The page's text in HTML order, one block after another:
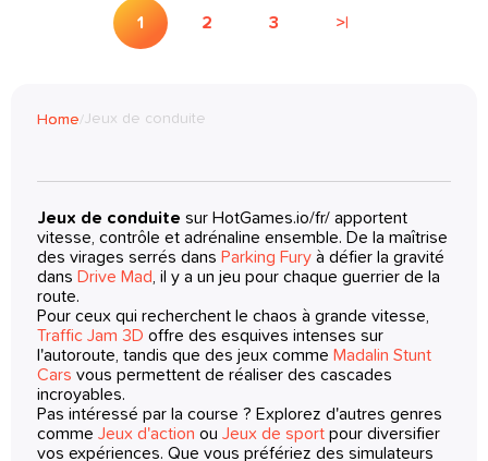
1 2 3 >|
Home/Jeux de conduite
Jeux de conduite sur HotGames.io/fr/ apportent
vitesse, contrôle et adrénaline ensemble. De la maîtrise
des virages serrés dans Parking Fury à défier la gravité
dans Drive Mad , il y a un jeu pour chaque guerrier de la
route.
Pour ceux qui recherchent le chaos à grande vitesse,
Traffic Jam 3D offre des esquives intenses sur
l'autoroute, tandis que des jeux comme Madalin Stunt
Cars vous permettent de réaliser des cascades
incroyables.
Pas intéressé par la course ? Explorez d'autres genres
comme Jeux d'action ou Jeux de sport pour diversifier
vos expériences. Que vous préfériez des simulateurs